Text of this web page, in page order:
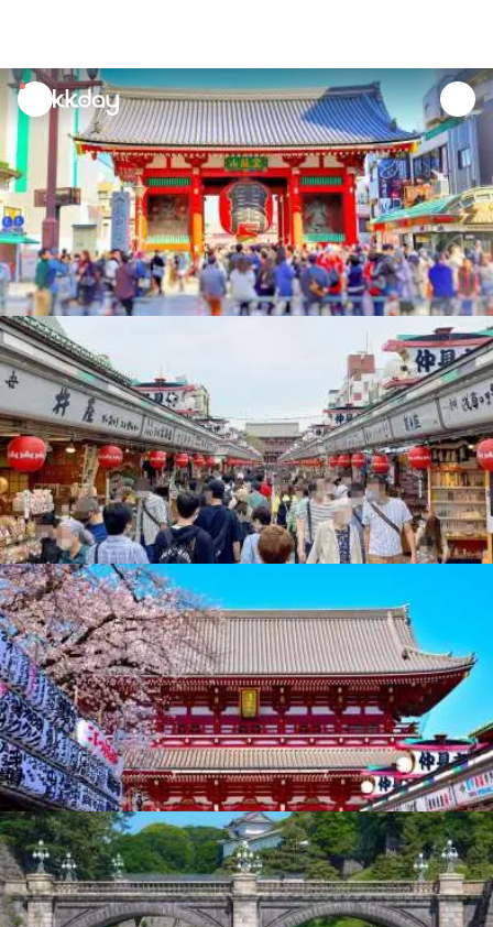
unread
notifications